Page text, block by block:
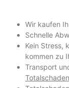
Wir kaufen
Schnelle
Kein Stress,
kommen zu
Transport
Totalschaden